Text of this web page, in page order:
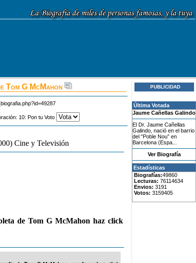
Tom G McMahon
10: Pon tu Voto
Cine y Televisión
de Tom G McMahon haz click
PUBLICIDAD
Última Votada
Jaume Cañellas Galindo
El Dr. Jaume Cañellas
Galindo, nació en el barrio
del “Poble Nou” en
Barcelona (Espa...
Ver Biografía
Estadísticas
Biografías:49860
Lecturas: 76114634
Envios: 3191
Votos: 3159405